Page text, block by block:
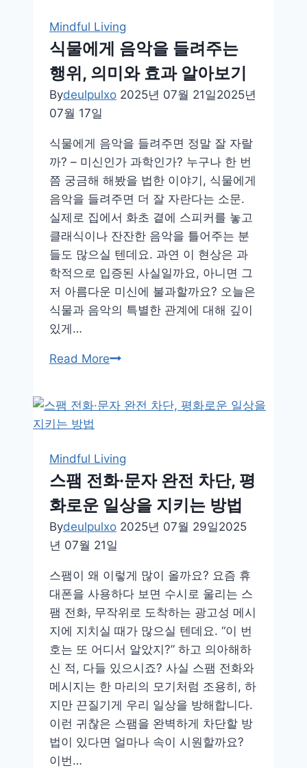
로
완
성
하
일
리
장
건
강
법
Mindful Living
식물에게 음악을 들려주는
행위, 의미와 효과 알아보기
Bydeulpulxo 2025년 07월 21일2025년
07월 17일
식물에게 음악을 들려주면 정말 잘 자랄
까? – 미신인가 과학인가? 누구나 한 번
쯤 궁금해 해봤을 법한 이야기, 식물에게
음악을 들려주면 더 잘 자란다는 소문.
실제로 집에서 화초 곁에 스피커를 놓고
클래식이나 잔잔한 음악을 틀어주는 분
들도 많으실 텐데요. 과연 이 현상은 과
학적으로 입증된 사실일까요, 아니면 그
저 아름다운 미신에 불과할까요? 오늘은
식물과 음악의 특별한 관계에 대해 깊이
있게…
Read More식
게
을
들
려
주
는
위,
의
미
와
효
과
알
아
보
기
Mindful Living
스팸 전화·문자 완전 차단, 평
화로운 일상을 지키는 방법
Bydeulpulxo 2025년 07월 29일2025
년 07월 21일
스팸이 왜 이렇게 많이 올까요? 요즘 휴
대폰을 사용하다 보면 수시로 울리는 스
팸 전화, 무작위로 도착하는 광고성 메시
지에 지치실 때가 많으실 텐데요. “이 번
호는 또 어디서 알았지?” 하고 의아해하
신 적, 다들 있으시죠? 사실 스팸 전화와
메시지는 한 마리의 모기처럼 조용히, 하
지만 끈질기게 우리 일상을 방해합니다.
이런 귀찮은 스팸을 완벽하게 차단할 방
법이 있다면 얼마나 속이 시원할까요?
이번…